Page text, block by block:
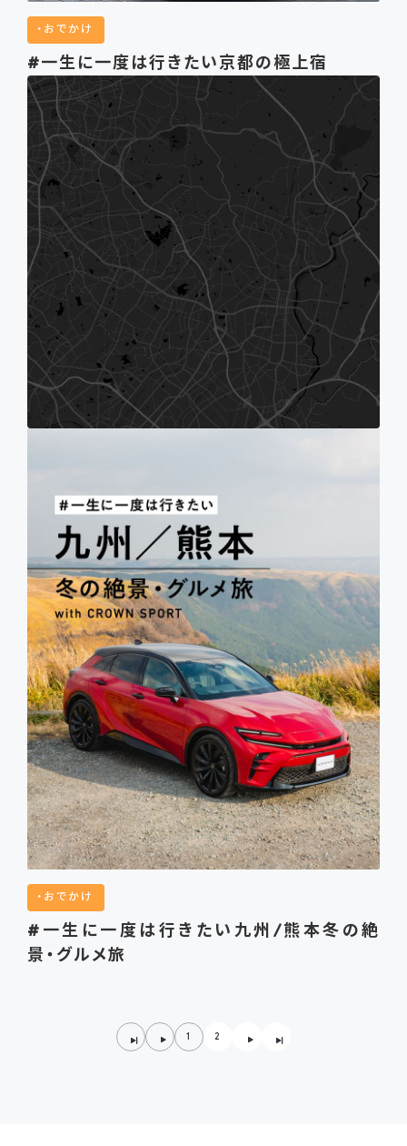
おでかけ
#一生に一度は行きたい京都の極上宿
おでかけ
#一生に一度は行きたい九州/熊本冬の絶
景・グルメ旅
1 2